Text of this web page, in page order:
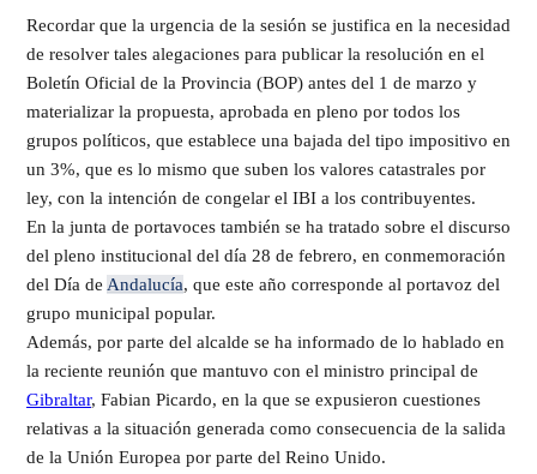
Recordar que la urgencia de la sesión se justifica en la necesidad
de resolver tales alegaciones para publicar la resolución en el
Boletín Oficial de la Provincia (BOP) antes del 1 de marzo y
materializar la propuesta, aprobada en pleno por todos los
grupos políticos, que establece una bajada del tipo impositivo en
un 3%, que es lo mismo que suben los valores catastrales por
ley, con la intención de congelar el IBI a los contribuyentes.
En la junta de portavoces también se ha tratado sobre el discurso
del pleno institucional del día 28 de febrero, en conmemoración
del Día de Andalucía, que este año corresponde al portavoz del
grupo municipal popular.
Además, por parte del alcalde se ha informado de lo hablado en
la reciente reunión que mantuvo con el ministro principal de
Gibraltar, Fabian Picardo, en la que se expusieron cuestiones
relativas a la situación generada como consecuencia de la salida
de la Unión Europea por parte del Reino Unido.